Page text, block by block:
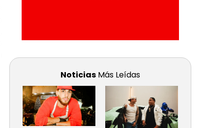
Noticias Más Leídas